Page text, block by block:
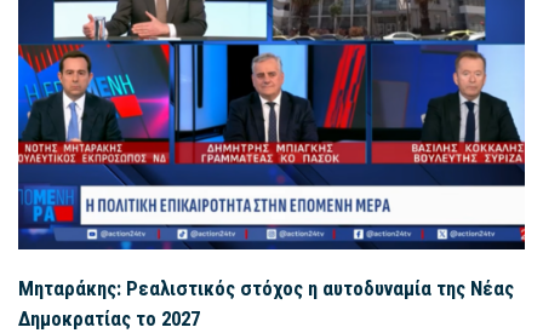
Μηταράκης: Ρεαλιστικός στόχος η αυτοδυναμία της Νέας
Δημοκρατίας το 2027